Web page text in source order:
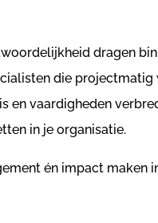
dragen
die projectmatig
en vaardigheden
in je organisatie.
én impact maken